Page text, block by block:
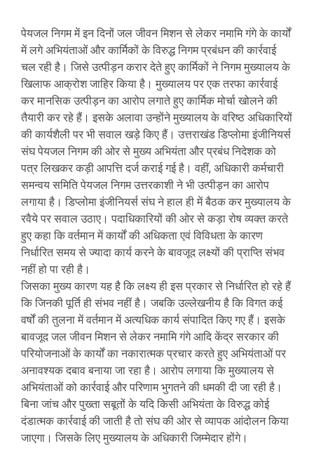
पेयजल निगम में इन दिनों जल जीवन मिशन से लेकर नमामि गंगे के कार्यों
में लगे अभियंताओं और कार्मिकों के विरुद्ध निगम प्रबंधन की कार्रवाई
चल रही है। जिसे उत्पीड़न करार देते हुए कार्मिकों ने निगम मुख्यालय के
खिलाफ आक्रोश जाहिर किया है। मुख्यालय पर एक तरफा कार्रवाई
कर मानसिक उत्पीड़न का आरोप लगाते हुए कार्मिक मोर्चा खोलने की
तैयारी कर रहे हैं। इसके अलावा उन्होंने मुख्यालय के वरिष्ठ अधिकारियों
की कार्यशैली पर भी सवाल खड़े किए हैं। उत्तराखंड डिप्लाेमा इंजीनियर्स
संघ पेयजल निगम की ओर से मुख्य अभियंता और प्रबंध निदेशक को
पत्र लिखकर कड़ी आपत्ति दर्ज कराई गई है। वहीं, अधिकारी कर्मचारी
समन्वय समिति पेयजल निगम उत्तरकाशी ने भी उत्पीड़न का आरोप
लगाया है। डिप्लोमा इंजीनियर्स संघ ने हाल ही में बैठक कर मुख्यालय के
रवैये पर सवाल उठाए। पदाधिकारियों की ओर से कड़ा रोष व्यक्त करते
हुए कहा कि वर्तमान में कार्यों की अधिकता एवं विविधता के कारण
निर्धारित समय से ज्यादा कार्य करने के बावजूद लक्ष्यों की प्राप्ति संभव
नहीं हो पा रही है।
जिसका मुख्य कारण यह है कि लक्ष्य ही इस प्रकार से निर्धारित हो रहे हैं
कि जिनकी पूर्ति ही संभव नहीं है। जबकि उल्लेखनीय है कि विगत कई
वर्षों की तुलना में वर्तमान में अत्यधिक कार्य संपादित किए गए हैं। इसके
बावजूद जल जीवन मिशन से लेकर नमामि गंगे आदि केंद्र सरकार की
परियोजनाओं के कार्यों का नकारात्मक प्रचार करते हुए अभियंताओं पर
अनावश्यक दबाव बनाया जा रहा है। आरोप लगाया कि मुख्यालय से
अभियंताओं को कार्रवाई और परिणाम भुगतने की धमकी दी जा रही है।
बिना जांच और पुख्ता सबूतों के यदि किसी अभियंता के विरुद्ध कोई
दंडात्मक कार्रवाई की जाती है तो संघ की ओर से व्यापक आंदोलन किया
जाएगा। जिसके लिए मुख्यालय के अधिकारी जिम्मेदार होंगे।